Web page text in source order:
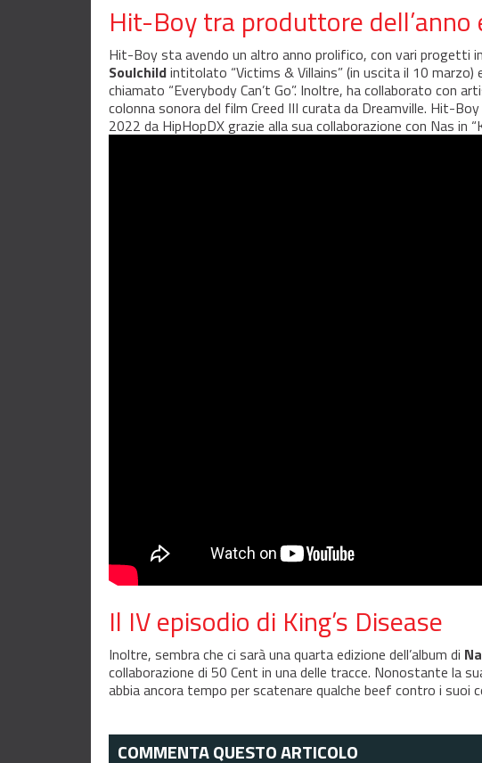
Hit-Boy tra produttore
Hit-Boy sta avendo un altro anno prolifico, con vari progetti
Soulchildintitolato “Victims & Villains” (in uscita il 10 marzo)
chiamato “Everybody Can’t Go”. Inoltre, ha collaborato con
colonna sonora del film Creed III curata da Dreamville. Hit-
2022 da HipHopDX grazie alla sua collaborazione con Nas in
Il IV episodio di King’s Disease
Inoltre, sembra che ci sarà una quarta edizione dell’album di
collaborazione di 50 Cent in una delle tracce. Nonostante la
abbia ancora tempo per scatenare qualche beef contro i suoi
COMMENTA QUESTO ARTICOLO